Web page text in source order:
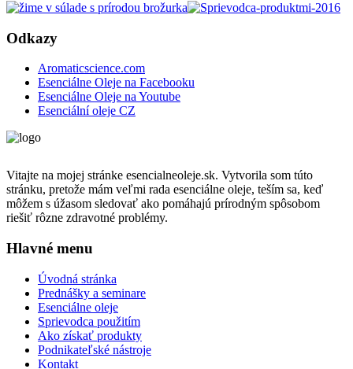
Odkazy
Aromaticscience.com
Esenciálne Oleje na Facebooku
Esenciálne Oleje na Youtube
Esenciální oleje CZ
Vitajte na mojej stránke esencialneoleje.sk. Vytvorila som túto
stránku, pretože mám veľmi rada esenciálne oleje, teším sa, keď
môžem s úžasom sledovať ako pomáhajú prírodným spôsobom
riešiť rôzne zdravotné problémy.
Hlavné menu
Úvodná stránka
Prednášky a seminare
Esenciálne oleje
Sprievodca použitím
Ako získať produkty
Podnikateľské nástroje
Kontakt